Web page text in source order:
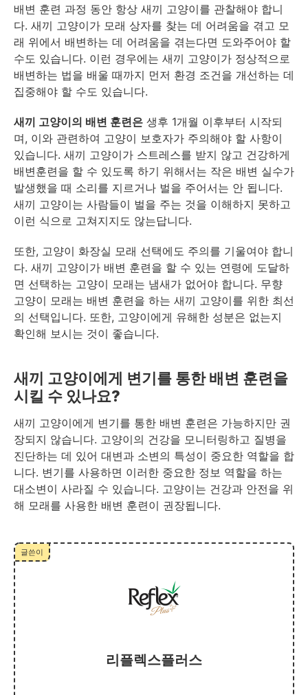
배변 훈련 과정 동안 항상 새끼 고양이를 관찰해야 합니
다. 새끼 고양이가 모래 상자를 찾는 데 어려움을 겪고 모
래 위에서 배변하는 데 어려움을 겪는다면 도와주어야 할
수도 있습니다. 이런 경우에는 새끼 고양이가 정상적으로
배변하는 법을 배울 때까지 먼저 환경 조건을 개선하는 데
집중해야 할 수도 있습니다.
새끼 고양이의 배변 훈련은 생후 1개월 이후부터 시작되
며, 이와 관련하여 고양이 보호자가 주의해야 할 사항이
있습니다. 새끼 고양이가 스트레스를 받지 않고 건강하게
배변훈련을 할 수 있도록 하기 위해서는 작은 배변 실수가
발생했을 때 소리를 지르거나 벌을 주어서는 안 됩니다.
새끼 고양이는 사람들이 벌을 주는 것을 이해하지 못하고
이런 식으로 고쳐지지도 않는답니다.
또한, 고양이 화장실 모래 선택에도 주의를 기울여야 합니
다. 새끼 고양이가 배변 훈련을 할 수 있는 연령에 도달하
면 선택하는 고양이 모래는 냄새가 없어야 합니다. 무향
고양이 모래는 배변 훈련을 하는 새끼 고양이를 위한 최선
의 선택입니다. 또한, 고양이에게 유해한 성분은 없는지
확인해 보시는 것이 좋습니다.
새끼 고양이에게 변기를 통한 배변 훈련을
시킬 수 있나요?
새끼 고양이에게 변기를 통한 배변 훈련은 가능하지만 권
장되지 않습니다. 고양이의 건강을 모니터링하고 질병을
진단하는 데 있어 대변과 소변의 특성이 중요한 역할을 합
니다. 변기를 사용하면 이러한 중요한 정보 역할을 하는
대소변이 사라질 수 있습니다. 고양이는 건강과 안전을 위
해 모래를 사용한 배변 훈련이 권장됩니다.
글쓴이
리플렉스플러스